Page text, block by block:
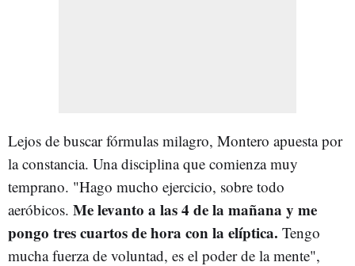
Lejos de buscar fórmulas milagro, Montero apuesta por
la constancia. Una disciplina que comienza muy
temprano. "Hago mucho ejercicio, sobre todo
aeróbicos. Me levanto a las 4 de la mañana y me
pongo tres cuartos de hora con la elíptica. Tengo
mucha fuerza de voluntad, es el poder de la mente",